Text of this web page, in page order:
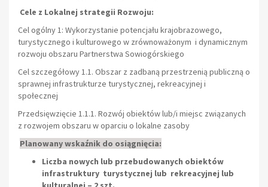
Cele z Lokalnej strategii Rozwoju:
Cel ogólny 1: Wykorzystanie potencjału krajobrazowego,
turystycznego i kulturowego w zrównoważonym i dynamicznym
rozwoju obszaru Partnerstwa Sowiogórskiego
Cel szczegółowy 1.1. Obszar z zadbaną przestrzenią publiczną o
sprawnej infrastrukturze turystycznej, rekreacyjnej i
społecznej
Przedsięwzięcie 1.1.1. Rozwój obiektów lub/i miejsc związanych
z rozwojem obszaru w oparciu o lokalne zasoby
Planowany wskaźnik do osiągnięcia:
Liczba nowych lub przebudowanych obiektów
infrastruktury turystycznej lub rekreacyjnej lub